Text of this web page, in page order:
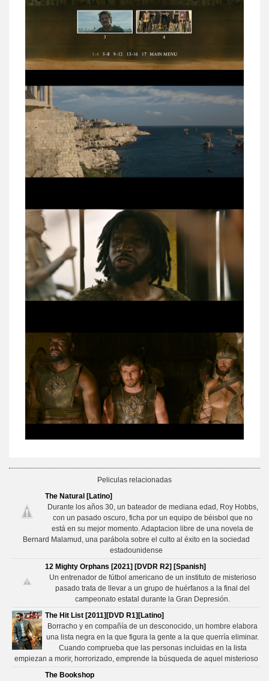
Peliculas relacionadas
The Natural [Latino]
Durante los años 30, un bateador de mediana edad, Roy Hobbs,
con un pasado oscuro, ficha por un equipo de béisbol que no
está en su mejor momento. Adaptacion libre de una novela de
Bernard Malamud, una parábola sobre el culto al éxito en la sociedad
estadounidense
12 Mighty Orphans [2021] [DVDR R2] [Spanish]
Un entrenador de fútbol americano de un instituto de misterioso
pasado trata de llevar a un grupo de huérfanos a la final del
campeonato estatal durante la Gran Depresión.
The Hit List [2011][DVD R1][Latino]
Borracho y en compañía de un desconocido, un hombre elabora
una lista negra en la que figura la gente a la que querría eliminar.
Cuando comprueba que las personas incluidas en la lista
empiezan a morir, horrorizado, emprende la búsqueda de aquel misterioso
The Bookshop